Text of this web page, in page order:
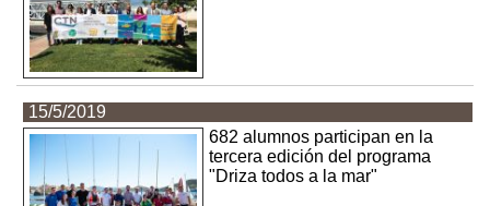
15/5/2019
682 alumnos participan en la
tercera edición del programa
"Driza todos a la mar"